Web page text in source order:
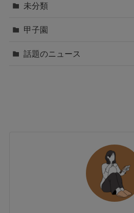
未分類
甲子園
話題のニュース